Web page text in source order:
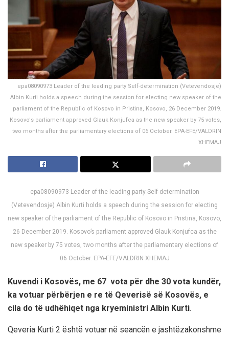
epa08090973 Leader of the leading party Self-determination (Vetevendosje)
Albin Kurti holds a speech during the session for electing new speaker of the
parliament of the Republic of Kosovo in Pristina, Kosovo, 26 December 2019.
Kosovo's parliament approved Glauk Konjufca as the new speaker by 75 votes,
two months after the parliamentary elections of 06 October. EPA-EFE/VALDRIN
XHEMAJ
epa08090973 Leader of the leading party Self-determination
(Vetevendosje) Albin Kurti holds a speech during the session for electing
new speaker of the parliament of the Republic of Kosovo in Pristina, Kosovo,
26 December 2019. Kosovo’s parliament approved Glauk Konjufca as the
new speaker by 75 votes, two months after the parliamentary elections of
06 October. EPA-EFE/VALDRIN XHEMAJ
Kuvendi i Kosovës, me 67 vota për dhe 30 vota kundër,
ka votuar përbërjen e re të Qeverisë së Kosovës, e
cila do të udhëhiqet nga kryeministri Albin Kurti.
Qeveria Kurti 2 është votuar në seancën e jashtëzakonshme